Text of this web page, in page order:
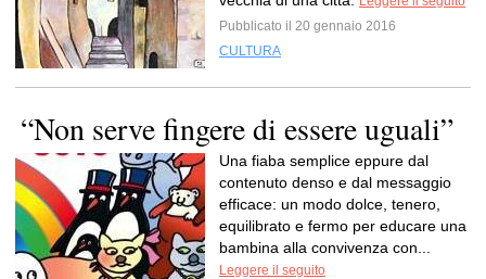
Pubblicato il 20 gennaio 2016
CULTURA
“Non serve fingere di essere uguali”
Una fiaba semplice eppure dal
contenuto denso e dal messaggio
efficace: un modo dolce, tenero,
equilibrato e fermo per educare una
bambina alla convivenza con...
Leggere il seguito